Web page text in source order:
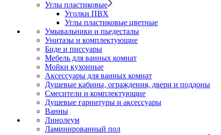
Углы пластиковые
Уголки ПВХ
Углы пластиковые цветные
Умывальники и пьедесталы
Унитазы и комплектующие
Биде и писсуары
Мебель для ванных комнат
Мойки кухонные
Аксессуары для ванных комнат
Душевые кабины, ограждения, двери и поддоны
Смесители и комплектующие
Душевые гарнитуры и аксессуары
Ванны
Линолеум
Ламинированный пол